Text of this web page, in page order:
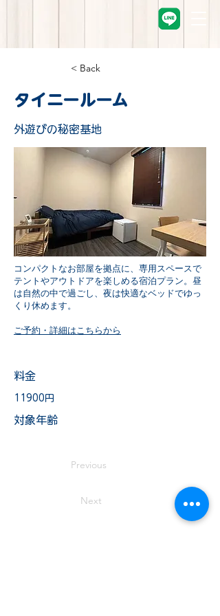
< Back
タイニールーム
外遊びの秘密基地
コンパクトなお部屋を拠点に、専用スペースで
テントやアウトドアを楽しめる宿泊プラン。昼
は自然の中で過ごし、夜は快適なベッドでゆっ
くり休めます。
ご予約・詳細はこちらから
料金
11900円
​対象年齢
Previous
Next